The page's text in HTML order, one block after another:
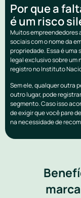
Por que a
é um risco
Muitos empreendedores
sociais com o nome da
propriedade. Essa é
legal exclusivo sobre um
registro no Instituto
Sem ele, qualquer outra
outro lugar, pode
segmento. Caso isso
de exigir que você pare
na necessidade de